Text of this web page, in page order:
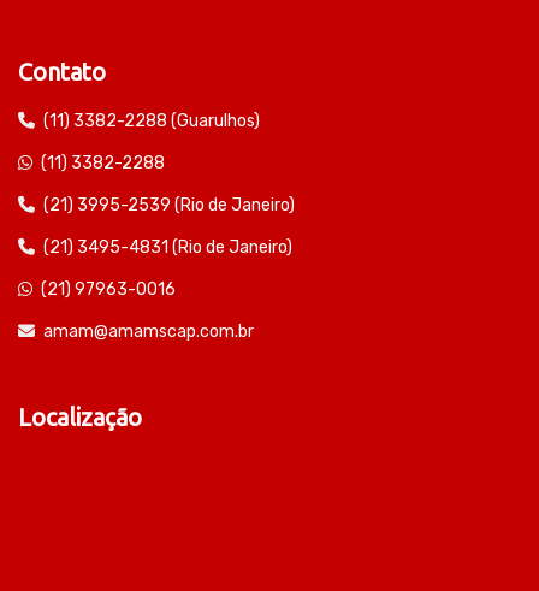
Contato
(11) 3382-2288 (Guarulhos)
(11) 3382-2288
(21) 3995-2539 (Rio de Janeiro)
(21) 3495-4831 (Rio de Janeiro)
(21) 97963-0016
amam@amamscap.com.br
Localização